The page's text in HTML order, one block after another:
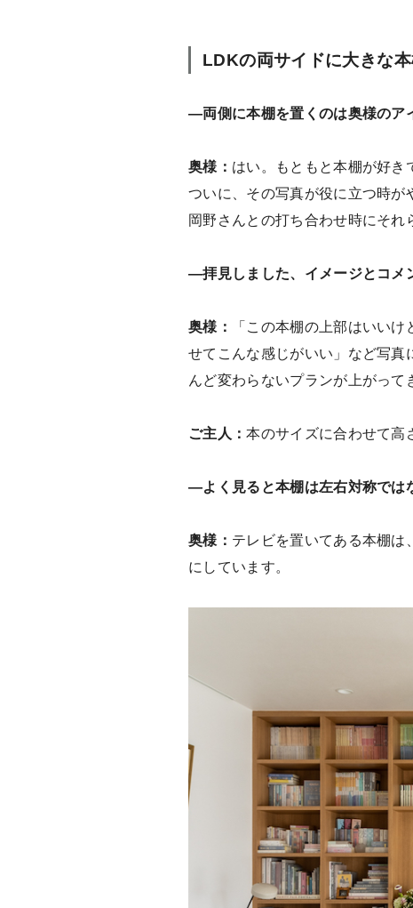
LDKの両サイドに大きな本
―両側に本棚を置くのは奥様のア
奥様： はい。もともと本棚が好き
ついに、その写真が役に立つ時
岡野さんとの打ち合わせ時にそれ
―拝見しました、イメージとコメ
奥様：
「この本棚の上部はいい
せてこんな感じがいい」など写真
んど変わらないプランが上がって
ご主人：本のサイズに合わせて高
―よく見ると本棚は左右対称では
奥様： テレビを置いてある本棚は
にしています。